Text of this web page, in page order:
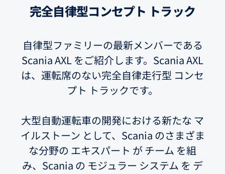
完全自律型コンセプト トラック
自律型ファミリーの最新メンバーである
Scania AXL をご紹介します。Scania AXL
は、運転席のない完全自律走行型 コンセ
プト トラックです。
大型自動運転車の開発における新たな マ
イルストーン として、Scania のさまざま
な分野の エキスパート が チーム を組
み、Scania の モジュラー システム を デ